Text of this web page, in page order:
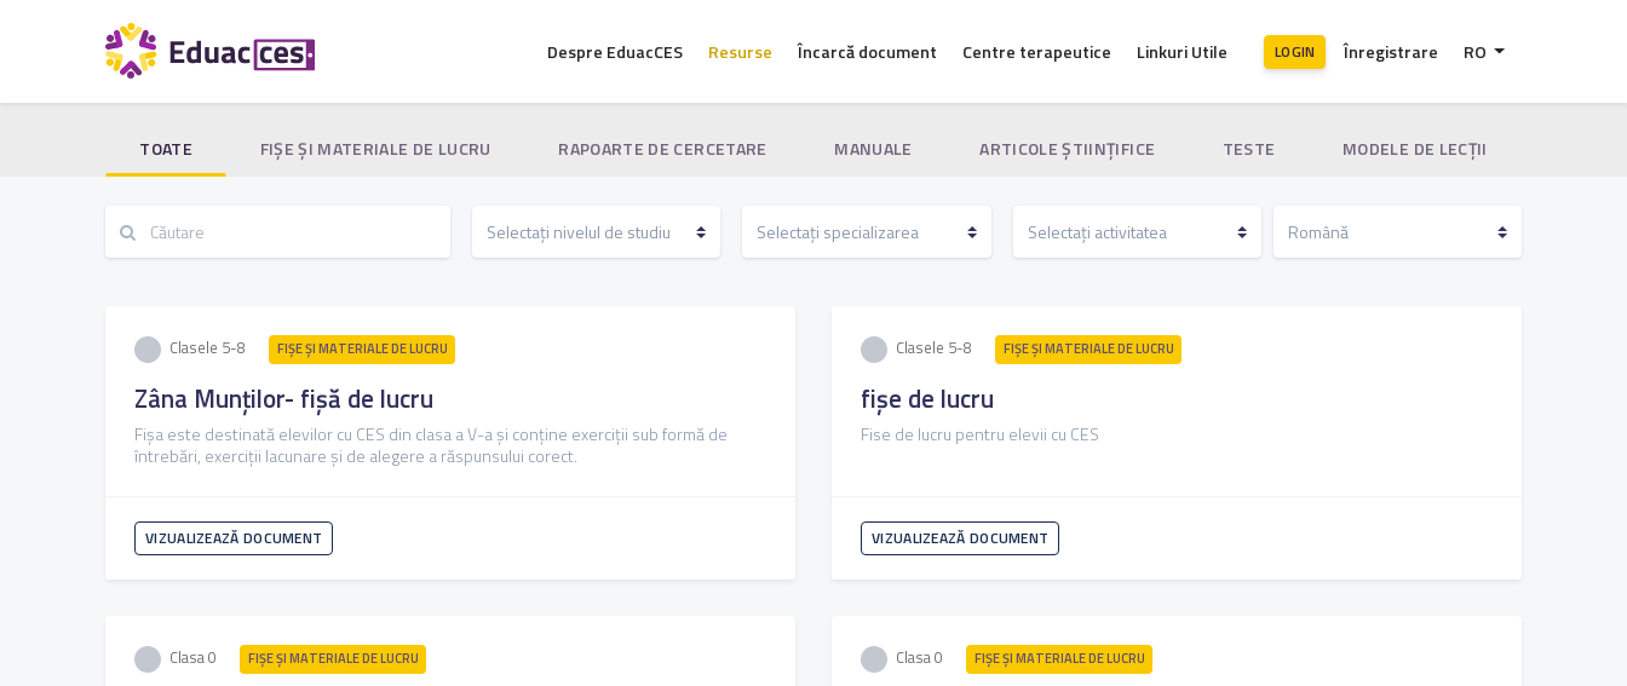
Despre EduacCES Resurse Încarcă document Centre terapeutice Linkuri Utile LOGIN Înregistrare RO
TOATE FIŞE ŞI MATERIALE DE LUCRU RAPOARTE DE CERCETARE MANUALE ARTICOLE ŞTIINȚIFICE TESTE MODELE DE LECȚII
Clasele 5-8 FIŞE ŞI MATERIALE DE LUCRU
Zâna Munților- fișă de lucru
Fișa este destinată elevilor cu CES din clasa a V-a și conține exerciții sub formă de
întrebări, exerciții lacunare și de alegere a răspunsului corect.
VIZUALIZEAZĂ DOCUMENT
Clasele 5-8 FIŞE ŞI MATERIALE DE LUCRU
fișe de lucru
Fise de lucru pentru elevii cu CES
VIZUALIZEAZĂ DOCUMENT
Clasa 0 FIŞE ŞI MATERIALE DE LUCRU Clasa 0 FIŞE ŞI MATERIALE DE LUCRU